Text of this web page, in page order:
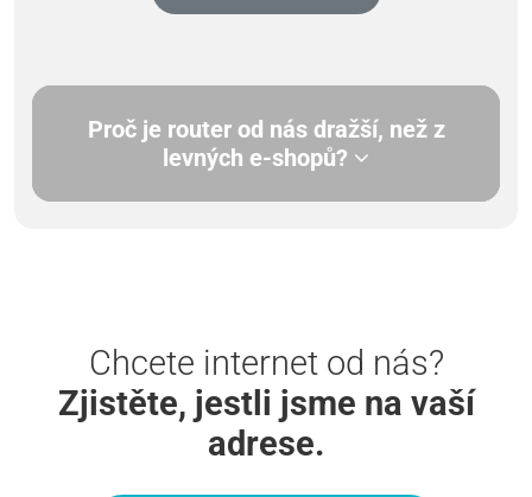
Proč je router od nás dražší, než z
levných e-shopů?
Chcete internet od nás?
Zjistěte, jestli jsme na vaší
adrese.